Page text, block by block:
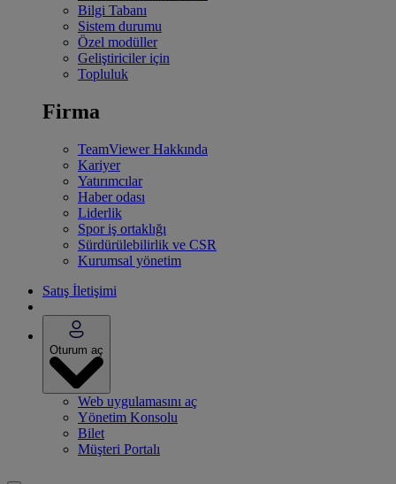
Bilgi Tabanı
Sistem durumu
Özel modüller
Geliştiriciler için
Topluluk
Firma
TeamViewer Hakkında
Kariyer
Yatırımcılar
Haber odası
Liderlik
Spor iş ortaklığı
Sürdürülebilirlik ve CSR
Kurumsal yönetim
Satış İletişimi
Oturum aç
Web uygulamasını aç
Yönetim Konsolu
Bilet
Müşteri Portalı